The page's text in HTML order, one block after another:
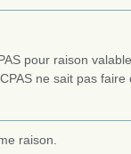
pour raison
ne sait pas faire
raison.